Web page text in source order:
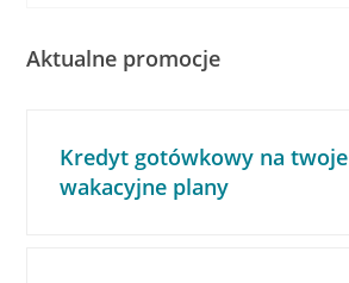
Aktualne promocje
Kredyt gotówkowy na twoje
wakacyjne plany